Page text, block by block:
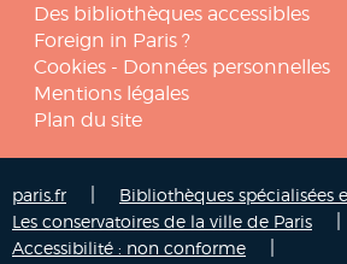
Des bibliothèques accessibles
Foreign in Paris ?
Cookies - Données personnelles
Mentions légales
Plan du site
paris.fr Bibliothèques spécialisées
Les conservatoires de la ville de Paris
Accessibilité : non conforme